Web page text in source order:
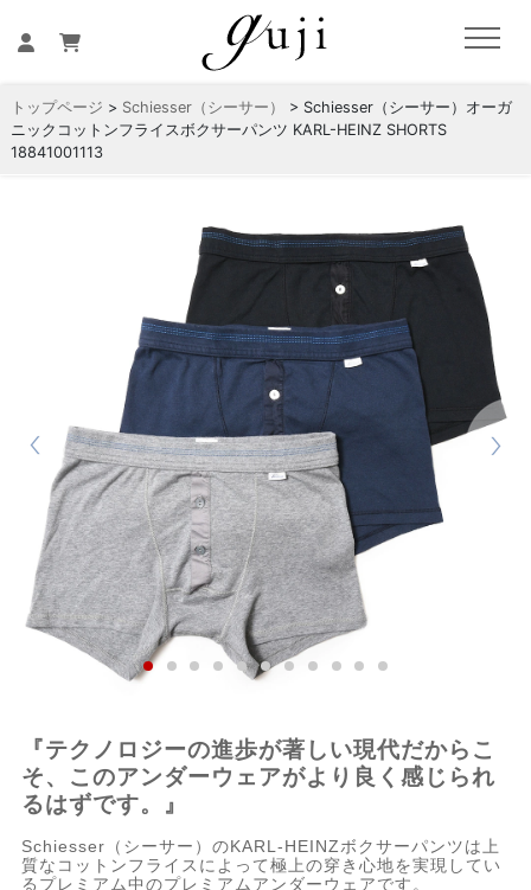
トップページ > Schiesser（シーサー）
> Schiesser（シーサー）オーガ
ニックコットンフライスボクサーパンツ KARL-HEINZ SHORTS
18841001113
『テクノロジーの進歩が著しい現代だからこ
そ、このアンダーウェアがより良く感じられ
るはずです。』
Schiesser（シーサー）のKARL-HEINZボクサーパンツは上
質なコットンフライスによって極上の穿き心地を実現してい
るプレミアム中のプレミアムアンダーウェアです。